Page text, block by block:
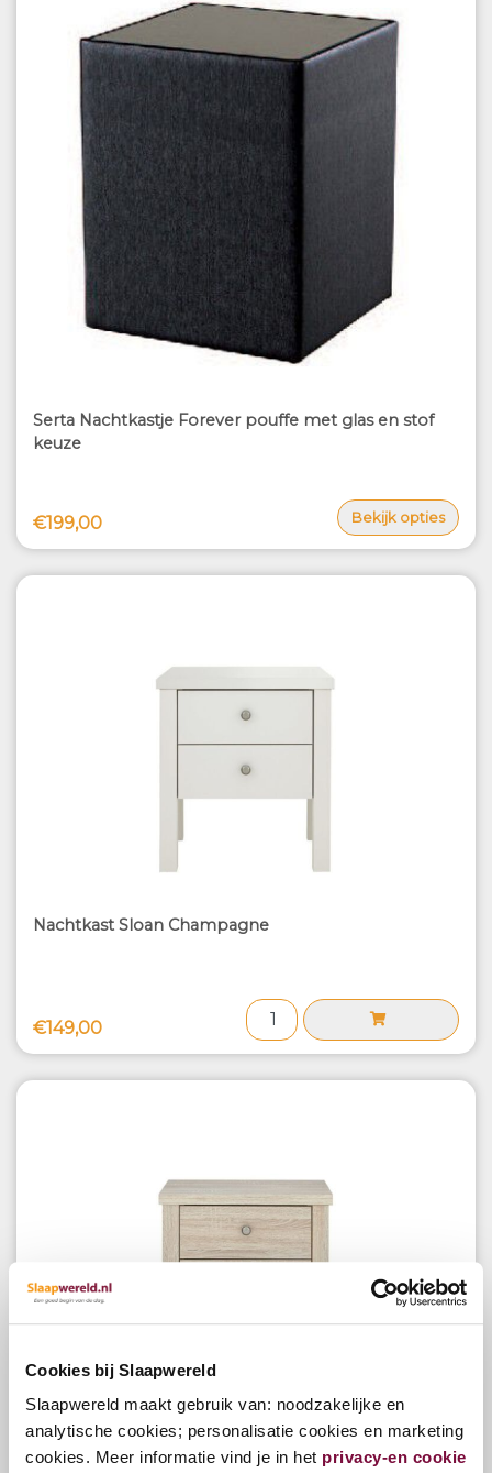
Cookies bij Slaapwereld
Slaapwereld maakt gebruik van: noodzakelijke en
analytische cookies; personalisatie cookies en marketing
cookies. Meer informatie vind je in het privacy-en cookie
Serta Nachtkastje Forever pouffe met glas en stof
keuze
€199,00 Bekijk opties
Nachtkast Sloan Champagne
€149,00
Nachtkast Sloane Champagne Truffel